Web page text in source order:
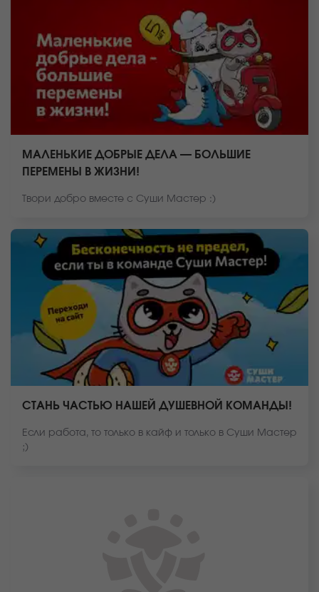
МАЛЕНЬКИЕ ДОБРЫЕ ДЕЛА — БОЛЬШИЕ
ПЕРЕМЕНЫ В ЖИЗНИ!
Твори добро вместе с Суши Мастер :)
СТАНЬ ЧАСТЬЮ НАШЕЙ ДУШЕВНОЙ КОМАНДЫ!
Если работа, то только в кайф и только в Суши Мастер
;)